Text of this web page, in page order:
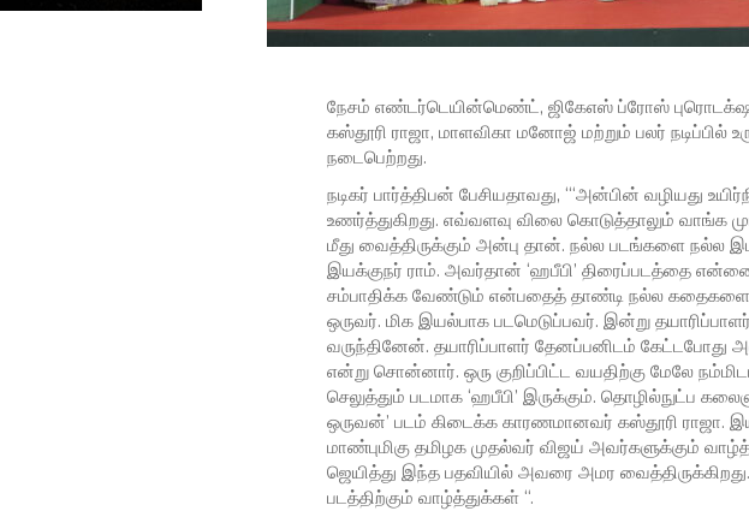
நேசம் எண்டர்டெயின்மெண்ட், ஜிகேஎஸ் ப்ரோஸ்
கஸ்தூரி ராஜா, மாளவிகா மனோஜ் மற்றும் பலர் நடிப்பில்
நடைபெற்றது.
நடிகர் பார்த்திபன் பேசியதாவது, “‘அன்பின் வழியது
உணர்த்துகிறது. எவ்வளவு விலை கொடுத்தாலும் வாங்க
மீது வைத்திருக்கும் அன்பு தான். நல்ல படங்களை
இயக்குநர் ராம். அவர்தான் ‘ஹபீபி’ திரைப்படத்தை
சம்பாதிக்க வேண்டும் என்பதைத் தாண்டி நல்ல கதைகளை
ஒருவர். மிக இயல்பாக படமெடுப்பவர். இன்று
வருந்தினேன். தயாரிப்பாளர் தேனப்பனிடம் கேட்டபோது
என்று சொன்னார். ஒரு குறிப்பிட்ட வயதிற்கு மேலே
செலுத்தும் படமாக ‘ஹபீபி’ இருக்கும். தொழில்நுட்ப
ஒருவன்’ படம் கிடைக்க காரணமானவர் கஸ்தூரி ராஜா.
மாண்புமிகு தமிழக முதல்வர் விஜய் அவர்களுக்கும்
ஜெயித்து இந்த பதவியில் அவரை அமர
படத்திற்கும் வாழ்த்துக்கள் “.